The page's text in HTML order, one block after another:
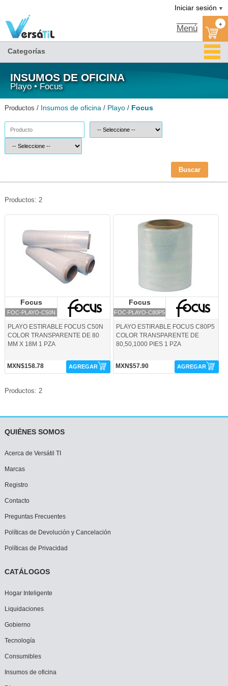
Iniciar sesión ▼
Menú +
Categorías
INSUMOS DE OFICINA
Playo • Focus
Productos / Insumos de oficina / Playo / Focus
Buscar
Productos: 2
Focus
FOC-PLAYO-C50N
Focus
PLAYO ESTIRABLE FOCUS C50N
COLOR TRANSPARENTE DE 80
MM X 18M 1 PZA
MXN$158.78 AGREGAR
FOC-PLAYO-C80P5-Focus
Focus
FOC-PLAYO-C80P5
Focus
PLAYO ESTIRABLE FOCUS C80P5
COLOR TRANSPARENTE DE
80,50,1000 PIES 1 PZA
MXN$57.90 AGREGAR
Productos: 2
QUIÉNES SOMOS
Acerca de Versátil TI
Marcas
Registro
Contacto
Preguntas Frecuentes
Políticas de Devolución y Cancelación
Políticas de Privacidad
CATÁLOGOS
Hogar Inteligente
Liquidaciones
Gobierno
Tecnología
Consumibles
Insumos de oficina